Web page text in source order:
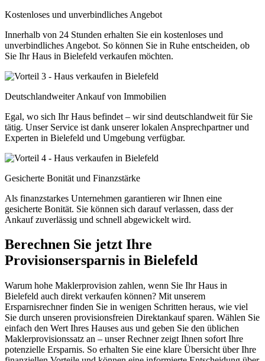
Kostenloses und unverbindliches Angebot
Innerhalb von 24 Stunden erhalten Sie ein kostenloses und
unverbindliches Angebot. So können Sie in Ruhe entscheiden, ob
Sie Ihr Haus in Bielefeld verkaufen möchten.
Deutschlandweiter Ankauf von Immobilien
Egal, wo sich Ihr Haus befindet – wir sind deutschlandweit für Sie
tätig. Unser Service ist dank unserer lokalen Ansprechpartner und
Experten in Bielefeld und Umgebung verfügbar.
Gesicherte Bonität und Finanzstärke
Als finanzstarkes Unternehmen garantieren wir Ihnen eine
gesicherte Bonität. Sie können sich darauf verlassen, dass der
Ankauf zuverlässig und schnell abgewickelt wird.
Berechnen Sie jetzt Ihre
Provisionsersparnis in Bielefeld
Warum hohe Maklerprovision zahlen, wenn Sie Ihr Haus in
Bielefeld auch direkt verkaufen können? Mit unserem
Ersparnisrechner finden Sie in wenigen Schritten heraus, wie viel
Sie durch unseren provisionsfreien Direktankauf sparen. Wählen Sie
einfach den Wert Ihres Hauses aus und geben Sie den üblichen
Maklerprovisionssatz an – unser Rechner zeigt Ihnen sofort Ihre
potenzielle Ersparnis. So erhalten Sie eine klare Übersicht über Ihre